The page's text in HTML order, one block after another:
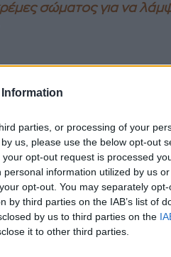
parties, or processing of your
us, please use the below opt-out
opt-out request is processed
information utilized by us
opt-out. You may separately
third parties on the IAB’s list of
by us to third parties on the
it to other third parties.
σώματος για να
φυσικό εφέ χαρίζουν
τη επιδερμίδα να
να το
επιδερμίδα.